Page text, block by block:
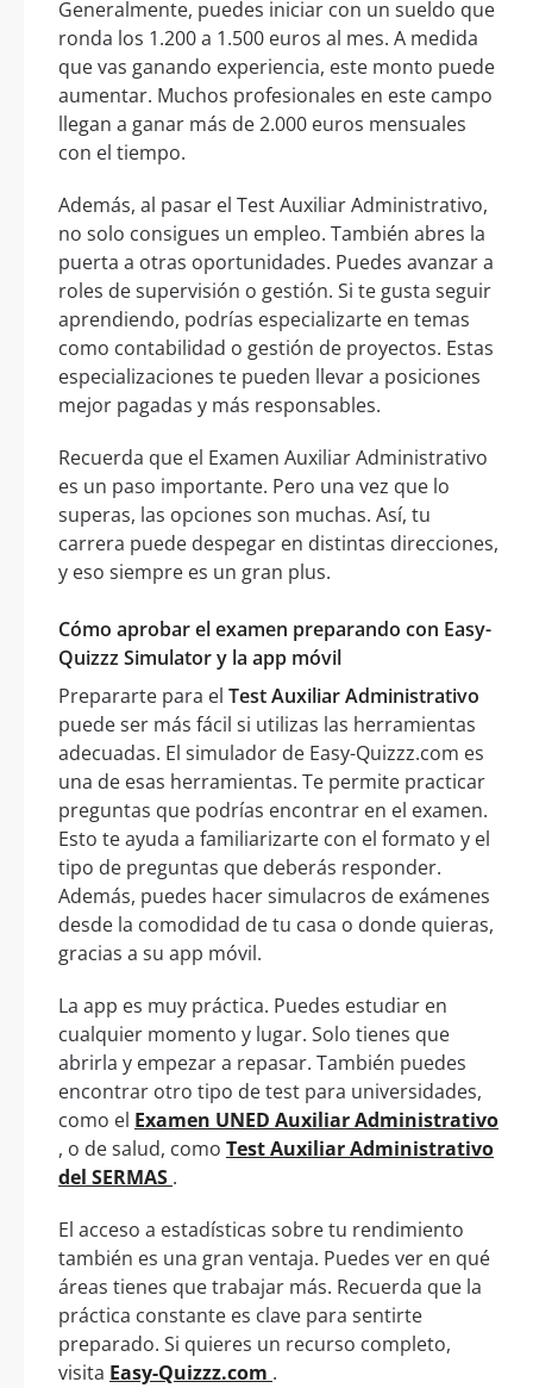
Generalmente, puedes iniciar con un sueldo que
ronda los 1.200 a 1.500 euros al mes. A medida
que vas ganando experiencia, este monto puede
aumentar. Muchos profesionales en este campo
llegan a ganar más de 2.000 euros mensuales
con el tiempo.
Además, al pasar el Test Auxiliar Administrativo,
no solo consigues un empleo. También abres la
puerta a otras oportunidades. Puedes avanzar a
roles de supervisión o gestión. Si te gusta seguir
aprendiendo, podrías especializarte en temas
como contabilidad o gestión de proyectos. Estas
especializaciones te pueden llevar a posiciones
mejor pagadas y más responsables.
Recuerda que el Examen Auxiliar Administrativo
es un paso importante. Pero una vez que lo
superas, las opciones son muchas. Así, tu
carrera puede despegar en distintas direcciones,
y eso siempre es un gran plus.
Cómo aprobar el examen preparando con Easy-
Quizzz Simulator y la app móvil
Prepararte para el Test Auxiliar Administrativo
puede ser más fácil si utilizas las herramientas
adecuadas. El simulador de Easy-Quizzz.com es
una de esas herramientas. Te permite practicar
preguntas que podrías encontrar en el examen.
Esto te ayuda a familiarizarte con el formato y el
tipo de preguntas que deberás responder.
Además, puedes hacer simulacros de exámenes
desde la comodidad de tu casa o donde quieras,
gracias a su app móvil.
La app es muy práctica. Puedes estudiar en
cualquier momento y lugar. Solo tienes que
abrirla y empezar a repasar. También puedes
encontrar otro tipo de test para universidades,
como el Examen UNED Auxiliar Administrativo
, o de salud, como Test Auxiliar Administrativo
del SERMAS .
El acceso a estadísticas sobre tu rendimiento
también es una gran ventaja. Puedes ver en qué
áreas tienes que trabajar más. Recuerda que la
práctica constante es clave para sentirte
preparado. Si quieres un recurso completo,
visita Easy-Quizzz.com .